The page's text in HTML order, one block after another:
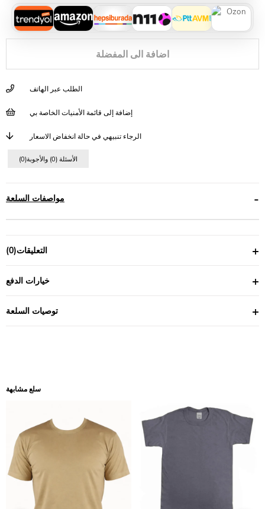
اضافة الى المفضلة
الطلب عبر الهاتف
إضافة إلى قائمة الأمنيات الخاصة بي
الرجاء تنبيهي في حالة انخفاض الاسعار
(0)الأسئلة (0) والأجوبة
مواصفات السلعة
التعليقات(0)
خيارات الدفع
توصيات السلعة
سلع مشابهة